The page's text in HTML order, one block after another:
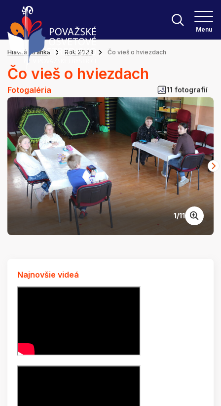
Menu
Hlavná stránka Rok 2023 Čo vieš o hviezdach
Čo vieš o hviezdach
Fotogaléria 11 fotografií
1/11
Najnovšie videá